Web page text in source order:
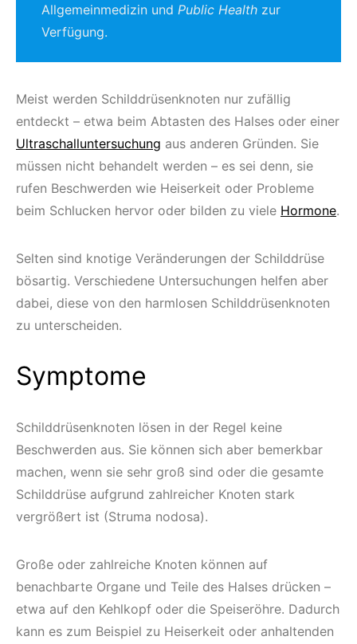
Allgemeinmedizin und Public Health zur
Verfügung.
Meist werden Schilddrüsenknoten nur zufällig
entdeckt – etwa beim Abtasten des Halses oder einer
Ultraschalluntersuchung aus anderen Gründen. Sie
müssen nicht behandelt werden – es sei denn, sie
rufen Beschwerden wie Heiserkeit oder Probleme
beim Schlucken hervor oder bilden zu viele Hormone.
Selten sind knotige Veränderungen der Schilddrüse
bösartig. Verschiedene Untersuchungen helfen aber
dabei, diese von den harmlosen Schilddrüsenknoten
zu unterscheiden.
Symptome
Schilddrüsenknoten lösen in der Regel keine
Beschwerden aus. Sie können sich aber bemerkbar
machen, wenn sie sehr groß sind oder die gesamte
Schilddrüse aufgrund zahlreicher Knoten stark
vergrößert ist (Struma nodosa).
Große oder zahlreiche Knoten können auf
benachbarte Organe und Teile des Halses drücken –
etwa auf den Kehlkopf oder die Speiseröhre. Dadurch
kann es zum Beispiel zu Heiserkeit oder anhaltenden